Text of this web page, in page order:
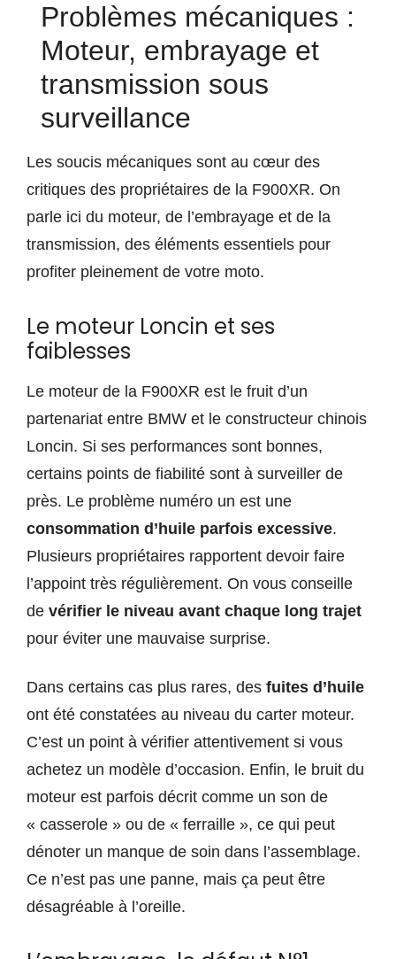
Problèmes mécaniques :
Moteur, embrayage et
transmission sous
surveillance
Les soucis mécaniques sont au cœur des
critiques des propriétaires de la F900XR. On
parle ici du moteur, de l’embrayage et de la
transmission, des éléments essentiels pour
profiter pleinement de votre moto.
Le moteur Loncin et ses
faiblesses
Le moteur de la F900XR est le fruit d’un
partenariat entre BMW et le constructeur chinois
Loncin. Si ses performances sont bonnes,
certains points de fiabilité sont à surveiller de
près. Le problème numéro un est une
consommation d’huile parfois excessive.
Plusieurs propriétaires rapportent devoir faire
l’appoint très régulièrement. On vous conseille
de vérifier le niveau avant chaque long trajet
pour éviter une mauvaise surprise.
Dans certains cas plus rares, des fuites d’huile
ont été constatées au niveau du carter moteur.
C’est un point à vérifier attentivement si vous
achetez un modèle d’occasion. Enfin, le bruit du
moteur est parfois décrit comme un son de
« casserole » ou de « ferraille », ce qui peut
dénoter un manque de soin dans l’assemblage.
Ce n’est pas une panne, mais ça peut être
désagréable à l’oreille.